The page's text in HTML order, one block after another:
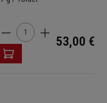
Cantidad del producto:
53,00 €